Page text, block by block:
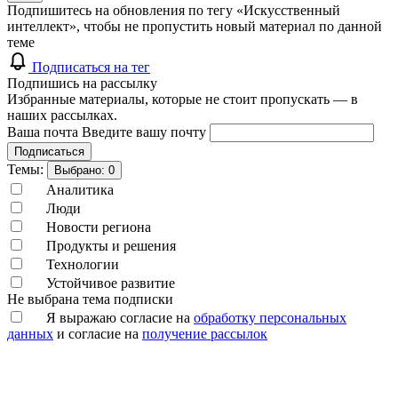
Подпишитесь на обновления по тегу «Искусственный
интеллект», чтобы не пропустить новый материал по данной
теме
Подписаться на тег
Подпишись на рассылку
Избранные материалы, которые не стоит пропускать — в
наших рассылках.
Ваша почта Введите вашу почту
Подписаться
Темы: Выбрано: 0
Аналитика
Люди
Новости региона
Продукты и решения
Технологии
Устойчивое развитие
Не выбрана тема подписки
Я выражаю согласие на обработку персональных
данных и согласие на получение рассылок